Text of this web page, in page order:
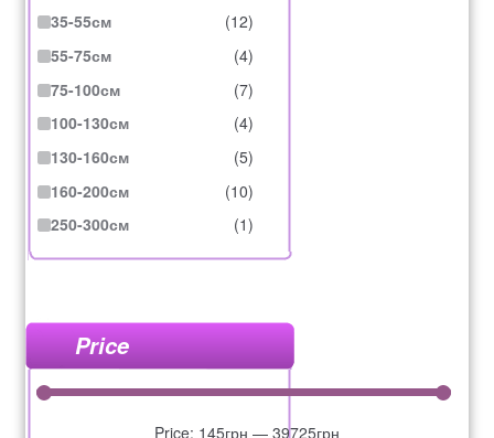
35-55см
(12)
55-75см
(4)
75-100см
(7)
100-130см
(4)
130-160см
(5)
160-200см
(10)
250-300см
(1)
Price
Price: 145грн — 39725грн